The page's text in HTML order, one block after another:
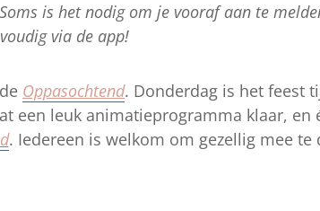
is het nodig om je vooraf aan te
via de app!
Oppasochtend. Donderdag is het feest
een leuk animatieprogramma klaar, en
. Iedereen is welkom om gezellig mee te